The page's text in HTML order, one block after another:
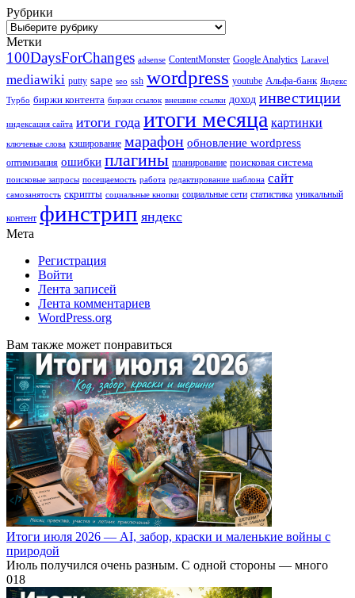
Рубрики
Рубрики
Метки
100DaysForChanges adsense ContentMonster Google Analytics Laravel
mediawiki putty sape seo ssh wordpress youtube Альфа-банк Яндекс
Турбо биржи контента биржи ссылок внешние ссылки доход инвестиции
индексация сайта итоги года итоги месяца картинки
ключевые слова кэширование марафон обновление wordpress
оптимизация ошибки плагины планирование поисковая система
поисковые запросы посещаемость работа редактирование шаблона сайт
самозанятость скрипты социальные кнопки социальные сети статистика уникальный
контент финстрип яндекс
Мета
Регистрация
Войти
Лента записей
Лента комментариев
WordPress.org
Вам также может понравиться
Итоги июля 2026 — AI, забор, краски и маленькие войны с
природой
Июль получился очень разным. С одной стороны — много
018